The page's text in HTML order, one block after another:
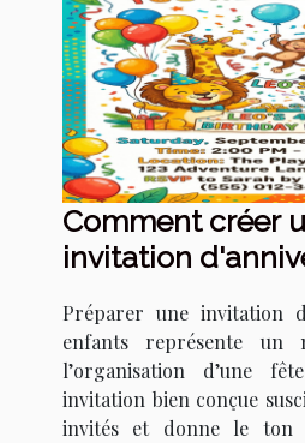
Comment créer
invitation
Préparer une invitation
enfants représente un
l’organisation d’une
invitation bien conçue
invités et donne le ton